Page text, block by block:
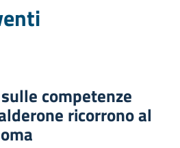
competenze
ricorrono al